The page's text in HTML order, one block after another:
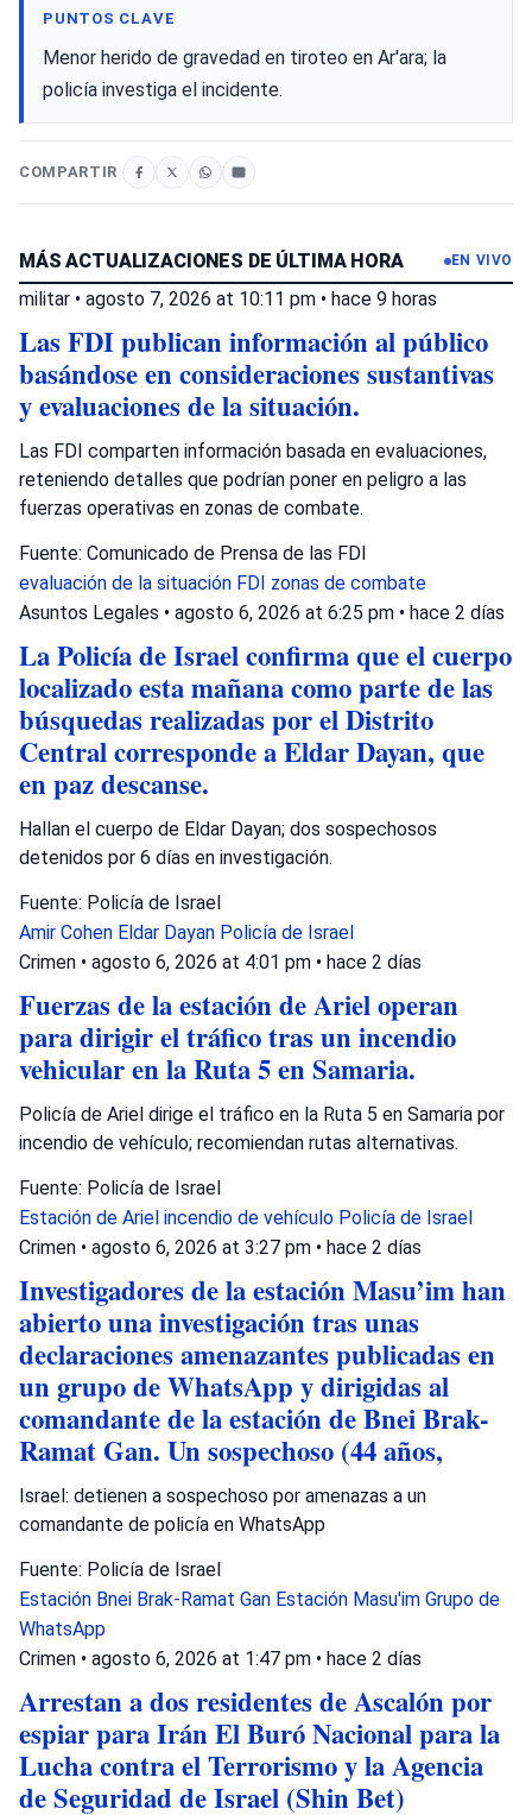
PUNTOS CLAVE
Menor herido de gravedad en tiroteo en Ar'ara; la
policía investiga el incidente.
COMPARTIR
MÁS ACTUALIZACIONES DE ÚLTIMA HORA EN VIVO
militar • agosto 7, 2026 at 10:11 pm • hace 9 horas
Las FDI publican información al público
basándose en consideraciones sustantivas
y evaluaciones de la situación.
Las FDI comparten información basada en evaluaciones,
reteniendo detalles que podrían poner en peligro a las
fuerzas operativas en zonas de combate.
Fuente: Comunicado de Prensa de las FDI
evaluación de la situación FDI zonas de combate
Asuntos Legales • agosto 6, 2026 at 6:25 pm • hace 2 días
La Policía de Israel confirma que el cuerpo
localizado esta mañana como parte de las
búsquedas realizadas por el Distrito
Central corresponde a Eldar Dayan, que
en paz descanse.
Hallan el cuerpo de Eldar Dayan; dos sospechosos
detenidos por 6 días en investigación.
Fuente: Policía de Israel
Amir Cohen Eldar Dayan Policía de Israel
Crimen • agosto 6, 2026 at 4:01 pm • hace 2 días
Fuerzas de la estación de Ariel operan
para dirigir el tráfico tras un incendio
vehicular en la Ruta 5 en Samaria.
Policía de Ariel dirige el tráfico en la Ruta 5 en Samaria por
incendio de vehículo; recomiendan rutas alternativas.
Fuente: Policía de Israel
Estación de Ariel incendio de vehículo Policía de Israel
Crimen • agosto 6, 2026 at 3:27 pm • hace 2 días
Investigadores de la estación Masu’im han
abierto una investigación tras unas
declaraciones amenazantes publicadas en
un grupo de WhatsApp y dirigidas al
comandante de la estación de Bnei Brak-
Ramat Gan. Un sospechoso (44 años,
Israel: detienen a sospechoso por amenazas a un
comandante de policía en WhatsApp
Fuente: Policía de Israel
Estación Bnei Brak-Ramat Gan Estación Masu'im Grupo de
WhatsApp
Crimen • agosto 6, 2026 at 1:47 pm • hace 2 días
Arrestan a dos residentes de Ascalón por
espiar para Irán El Buró Nacional para la
Lucha contra el Terrorismo y la Agencia
de Seguridad de Israel (Shin Bet)